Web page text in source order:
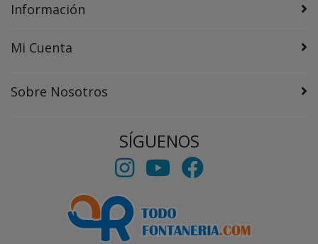
Información
Mi Cuenta
Sobre Nosotros
SÍGUENOS